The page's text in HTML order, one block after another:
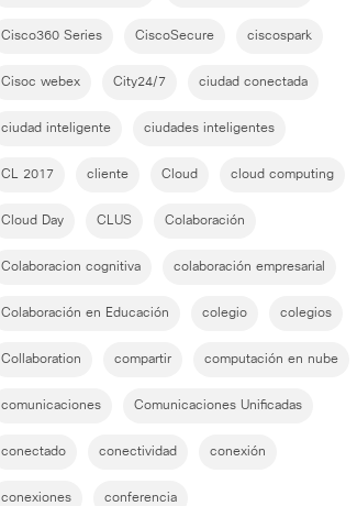
Cisco360 Series CiscoSecure ciscospark
Cisoc webex City24/7 ciudad conectada
ciudad inteligente ciudades inteligentes
CL 2017 cliente Cloud cloud computing
Cloud Day CLUS Colaboración
Colaboracion cognitiva colaboración empresarial
Colaboración en Educación colegio colegios
Collaboration compartir computación en nube
comunicaciones Comunicaciones Unificadas
conectado conectividad conexión
conexiones conferencia